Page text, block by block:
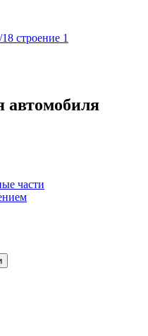
строение 1
автомобиля
части